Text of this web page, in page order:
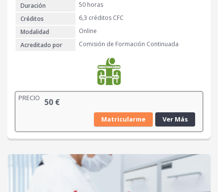
Duración
50 horas
Créditos
6,3 créditos CFC
Modalidad
Online
Acreditado por
Comisión de Formación Continuada
PRECIO 50 €
Matricularme Ver Más